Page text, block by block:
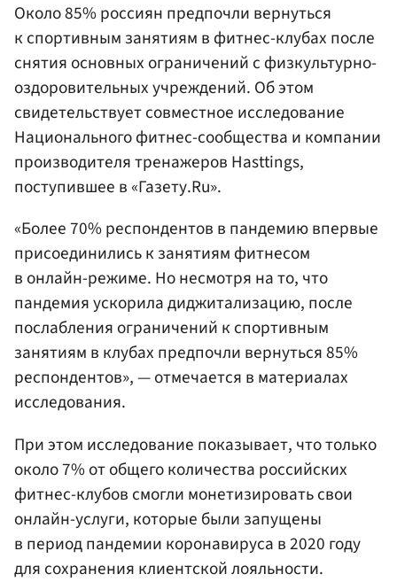
Около 85% россиян предпочли вернуться
к спортивным занятиям в фитнес-клубах после
снятия основных ограничений с физкультурно-
оздоровительных учреждений. Об этом
свидетельствует совместное исследование
Национального фитнес-сообщества и компании
производителя тренажеров Hasttings,
поступившее в «Газету.Ru».
«Более 70% респондентов в пандемию впервые
присоединились к занятиям фитнесом
в онлайн-режиме. Но несмотря на то, что
пандемия ускорила диджитализацию, после
послабления ограничений к спортивным
занятиям в клубах предпочли вернуться 85%
респондентов», — отмечается в материалах
исследования.
При этом исследование показывает, что только
около 7% от общего количества российских
фитнес-клубов смогли монетизировать свои
онлайн-услуги, которые были запущены
в период пандемии коронавируса в 2020 году
для сохранения клиентской лояльности.